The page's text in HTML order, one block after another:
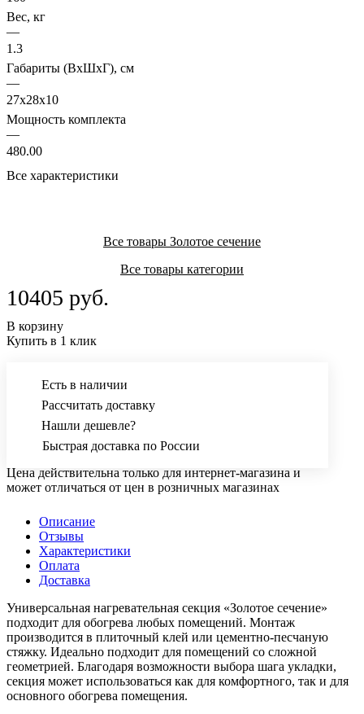
Вес, кг
—
1.3
Габариты (ВхШхГ), см
—
27x28x10
Мощность комплекта
—
480.00
Все характеристики
Все товары Золотое сечение
Все товары категории
10405 руб.
В корзину
Купить в 1 клик
Есть в наличии
Рассчитать доставку
Нашли дешевле?
Быстрая доставка по России
Цена действительна только для интернет-магазина и
может отличаться от цен в розничных магазинах
Описание
Отзывы
Характеристики
Оплата
Доставка
Универсальная нагревательная секция «Золотое сечение»
подходит для обогрева любых помещений. Монтаж
производится в плиточный клей или цементно-песчаную
стяжку. Идеально подходит для помещений со сложной
геометрией. Благодаря возможности выбора шага укладки,
секция может использоваться как для комфортного, так и для
основного обогрева помещения.